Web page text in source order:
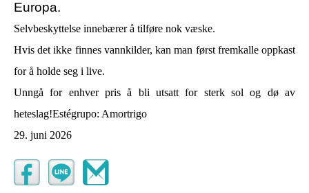
Europa.
Selvbeskyttelse innebærer å tilføre nok væske.
Hvis det ikke finnes vannkilder, kan man først fremkalle oppkast
for å holde seg i live.
Unngå for enhver pris å bli utsatt for sterk sol og dø av
heteslag!Estégrupo: Amortrigo
29. juni 2026